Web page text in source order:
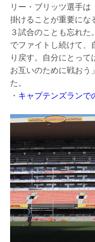
リー・ブリッツ選手
掛けることが重要にな
３試合のことも忘れ
でファイトし続けて、
り戻す。自分にとって
お互いのために戦おう
た。
・ キャプテンズランで